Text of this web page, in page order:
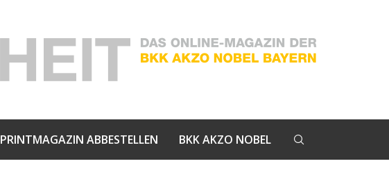
PRINTMAGAZIN ABBESTELLEN BKK AKZO NOBEL